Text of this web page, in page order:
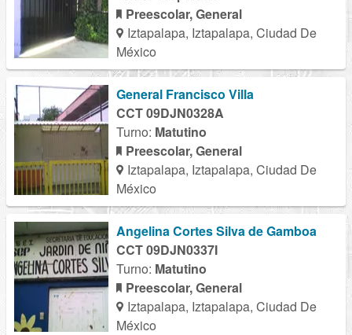
Preescolar, General
Iztapalapa, Iztapalapa, Ciudad De
México
General Francisco Villa
CCT 09DJN0328A
Turno: Matutino
Preescolar, General
Iztapalapa, Iztapalapa, Ciudad De
México
Angelina Cortes Silva de Gamboa
CCT 09DJN0337I
Turno: Matutino
Preescolar, General
Iztapalapa, Iztapalapa, Ciudad De
México